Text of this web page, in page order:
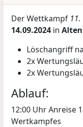
Der Wettkampf
14.09.2024 in
Löschangriff
2x
2x
Ablauf:
12:00 Uhr Anreise
Wertkampfes